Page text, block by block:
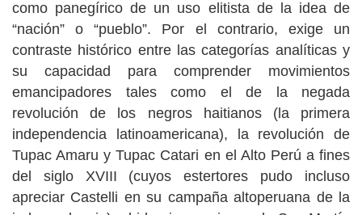
como panegírico de un uso elitista de la idea de
“nación” o “pueblo”. Por el contrario, exige un
contraste histórico entre las categorías analíticas y
su capacidad para comprender movimientos
emancipadores tales como el de la negada
revolución de los negros haitianos (la primera
independencia latinoamericana), la revolución de
Tupac Amaru y Tupac Catari en el Alto Perú a fines
del siglo XVIII (cuyos estertores pudo incluso
apreciar Castelli en su campaña altoperuana de la